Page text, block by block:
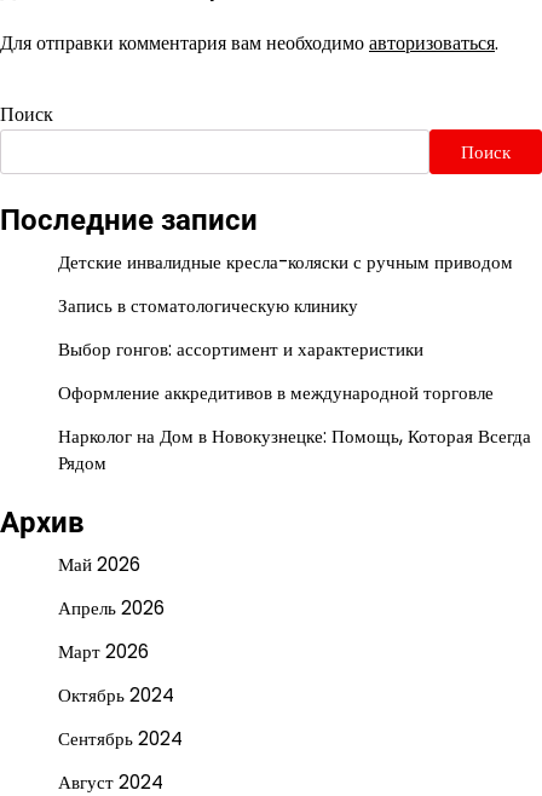
Для отправки комментария вам необходимоавторизоваться.
Поиск
Поиск
Последние записи
Детские инвалидные кресла-коляски с ручным приводом
Запись в стоматологическую клинику
Выбор гонгов: ассортимент и характеристики
Оформление аккредитивов в международной торговле
Нарколог на Дом в Новокузнецке: Помощь, Которая Всегда
Рядом
Архив
Май 2026
Апрель 2026
Март 2026
Октябрь 2024
Сентябрь 2024
Август 2024